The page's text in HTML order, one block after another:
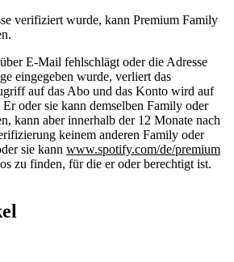
verifiziert wurde, kann Premium Family
E-Mail fehlschlägt oder die Adresse
eingegeben wurde, verliert das
auf das Abo und das Konto wird auf
oder sie kann demselben Family oder
kann aber innerhalb der 12 Monate nach
keinem anderen Family oder
sie kann www.spotify.com/de/premium
zu finden, für die er oder berechtigt ist.